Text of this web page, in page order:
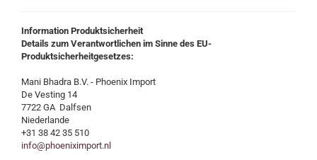
Information Produktsicherheit
Details zum Verantwortlichen im Sinne des EU-
Produktsicherheitgesetzes:
Mani Bhadra B.V. - Phoenix Import
De Vesting 14
7722 GA Dalfsen
Niederlande
+31 38 42 35 510
info@phoeniximport.nl